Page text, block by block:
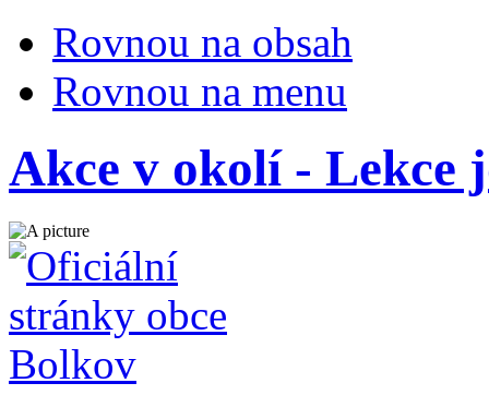
Rovnou na obsah
Rovnou na menu
Akce v okolí - Lekce